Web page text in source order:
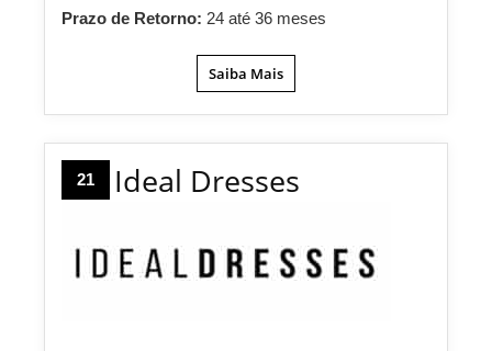
Prazo de Retorno: 24 até 36 meses
Saiba Mais
21 Ideal Dresses